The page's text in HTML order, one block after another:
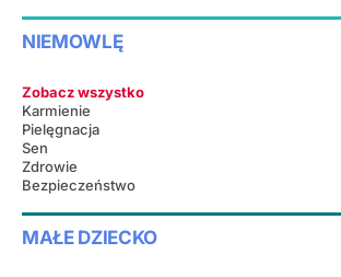
NIEMOWLĘ
Zobacz wszystko
Karmienie
Pielęgnacja
Sen
Zdrowie
Bezpieczeństwo
MAŁE DZIECKO